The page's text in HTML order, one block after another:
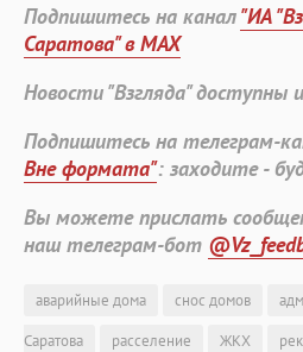
Подпишитесь на канал"ИА
Саратова" в MAX
Новости "Взгляда" доступны
Подпишитесь на телеграм-
Вне формата": заходите -
Вы можете прислать
наш телеграм-бот
аварийные дома снос домов
Саратова
расселение ЖКХ